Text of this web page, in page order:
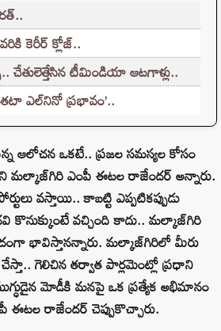
కెరీర్ క్లోజ్..
చేతులెత్తేసిన టీమిండియా ఆటగాళ్లు..
ఎల్‌నినో ప్రభావం’..
ఆలోచన ఒకటే.. ప్రజల సమస్యల కోసం
మల్కాజ్‌గిరి ఎంపీ ఈటల రాజేందర్ అన్నారు.
వస్తాయి.. కాబట్టి ఎప్పటికప్పుడు
వచ్చింది కాదు.. మల్కాజ్‌గిరి
భావిస్తానన్నారు. మల్కాజ్‌గిరిలో మీరు
గెలిచిన తర్వాత పార్లమెంట్లో ప్రధాని
మోడీకి మనపై ఒక ప్రత్యేక అభిమానం
ఈటల రాజేందర్ చెప్పుకొచ్చారు.